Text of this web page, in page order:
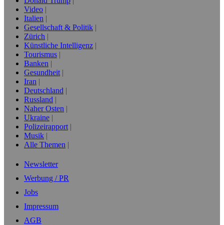
Video
Italien
Gesellschaft & Politik
Zürich
Künstliche Intelligenz
Tourismus
Banken
Gesundheit
Iran
Deutschland
Russland
Naher Osten
Ukraine
Polizeirapport
Musik
Alle Themen
Newsletter
Werbung / PR
Jobs
Impressum
AGB